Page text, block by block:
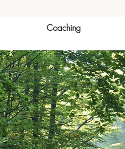
Coaching